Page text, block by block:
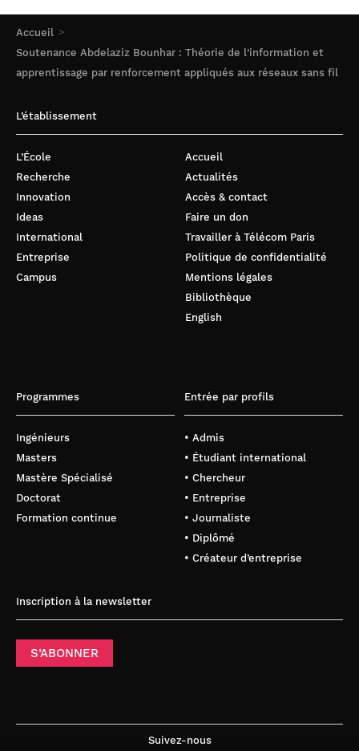
Accueil
Soutenance Abdelaziz Bounhar : Théorie de l’information et
apprentissage par renforcement appliqués aux réseaux sans fil
L’établissement
L’École
Recherche
Innovation
Ideas
International
Entreprise
Campus
Accueil
Actualités
Accès & contact
Faire un don
Travailler à Télécom Paris
Politique de confidentialité
Mentions légales
Bibliothèque
English
Programmes
Ingénieurs
Masters
Mastère Spécialisé
Doctorat
Formation continue
Entrée par profils
• Admis
• Étudiant international
• Chercheur
• Entreprise
• Journaliste
• Diplômé
• Créateur d’entreprise
Inscription à la newsletter
S’ABONNER
Suivez-nous